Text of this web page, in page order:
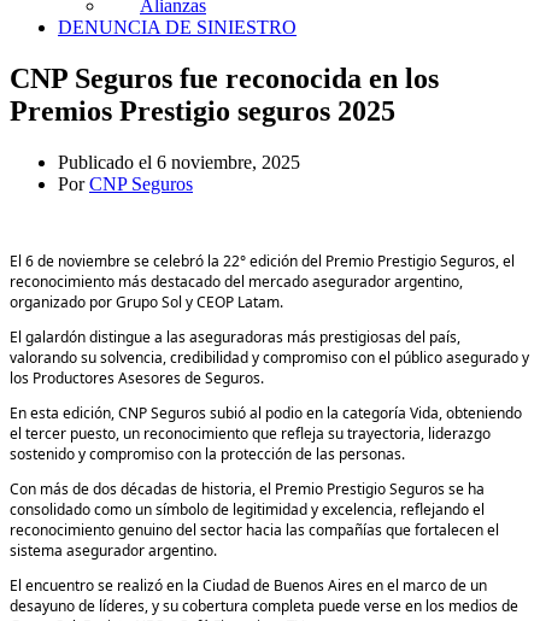
Alianzas
DENUNCIA DE SINIESTRO
CNP Seguros fue reconocida en los
Premios Prestigio seguros 2025
Publicado el 6 noviembre, 2025
PorCNP Seguros
El 6 de noviembre se celebró la 22° edición del Premio Prestigio Seguros, el
reconocimiento más destacado del mercado asegurador argentino,
organizado por Grupo Sol y CEOP Latam.
El galardón distingue a las aseguradoras más prestigiosas del país,
valorando su solvencia, credibilidad y compromiso con el público asegurado y
los Productores Asesores de Seguros.
En esta edición, CNP Seguros subió al podio en la categoría Vida, obteniendo
el tercer puesto, un reconocimiento que refleja su trayectoria, liderazgo
sostenido y compromiso con la protección de las personas.
Con más de dos décadas de historia, el Premio Prestigio Seguros se ha
consolidado como un símbolo de legitimidad y excelencia, reflejando el
reconocimiento genuino del sector hacia las compañías que fortalecen el
sistema asegurador argentino.
El encuentro se realizó en la Ciudad de Buenos Aires en el marco de un
desayuno de líderes, y su cobertura completa puede verse en los medios de